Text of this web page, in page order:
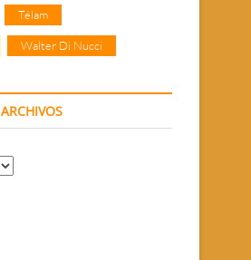
Télam
Walter Di Nucci
ARCHIVOS